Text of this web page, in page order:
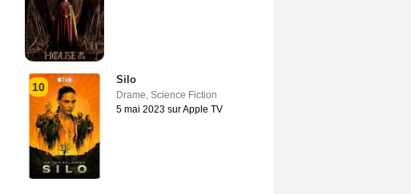
10
Silo
Drame, Science Fiction
5 mai 2023 sur Apple TV